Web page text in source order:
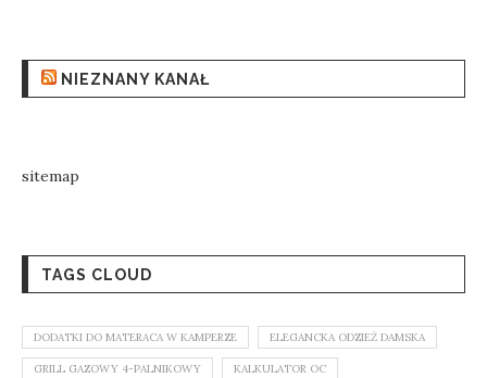
NIEZNANY KANAŁ
sitemap
TAGS CLOUD
DODATKI DO MATERACA W KAMPERZE ELEGANCKA ODZIEŻ DAMSKA
GRILL GAZOWY 4-PALNIKOWY KALKULATOR OC